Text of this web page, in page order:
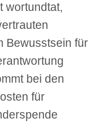
wortundtat,
Bewusstsein für
bei den
für